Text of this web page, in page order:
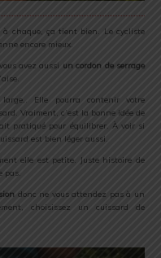
à chaque, ça tient bien. Le cycliste
encore mieux.
avez aussi un cordon de serrage
Elle pourra contenir votre
Vraiment, c’est la bonne idée de
pratiqué pour équilibrer. À voir si
est bien léger aussi.
elle est petite. Juste histoire de
pas.
donc ne vous attendez pas à un
choisissez un cuissard de